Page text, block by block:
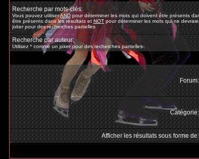
Recherche par mots-clés:
Vous pouvez utiliserANDpour déterminer les mots qui doivent être présents
être présents dans les résultats etNOTpour déterminer les mots qui ne
joker pour des recherches partielles
Recherche par auteur:
Utilisez * comme un joker pour des recherches partielles
Afficher les résultats sous forme